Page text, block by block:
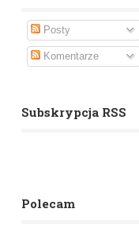
Posty
Komentarze
Subskrypcja RSS
Polecam